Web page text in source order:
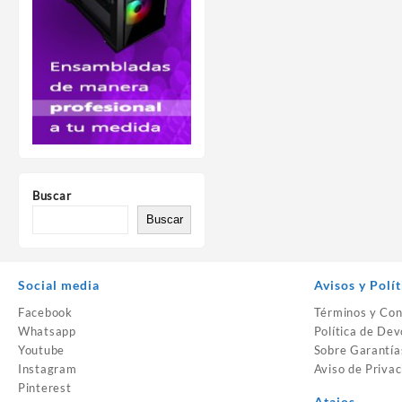
Buscar
Buscar
Social media
Facebook
Whatsapp
Youtube
Instagram
Pinterest
Avisos y
Términos y
Política de
Sobre
Aviso de